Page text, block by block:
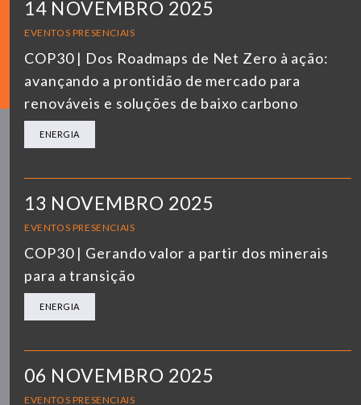
14 NOVEMBRO 2025
EVENTOS PRESENCIAIS
COP30 | Dos Roadmaps de Net Zero à ação:
avançando a prontidão de mercado para
renováveis e soluções de baixo carbono
ENERGIA
13 NOVEMBRO 2025
EVENTOS PRESENCIAIS
COP30 | Gerando valor a partir dos minerais
para a transição
ENERGIA
06 NOVEMBRO 2025
EVENTOS PRESENCIAIS